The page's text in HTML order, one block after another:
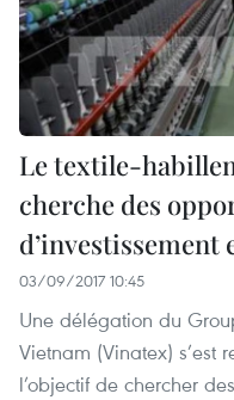
Le textile-
cherche des
d’investissement
03/09/2017 10:45
Une délégation du
Vietnam (Vinatex) s’est
l’objectif de chercher